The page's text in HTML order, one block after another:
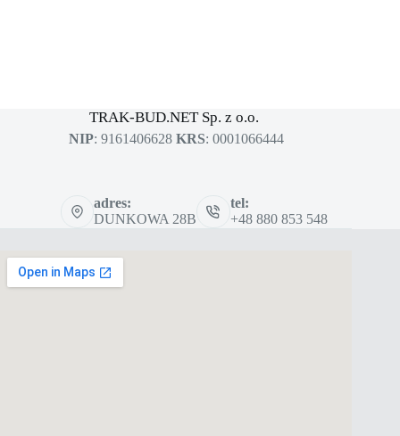
TRAK-BUD.NET Sp. z o.o.
NIP: 9161406628 KRS: 0001066444
adres:
DUNKOWA 28B
tel:
+48 880 853 548